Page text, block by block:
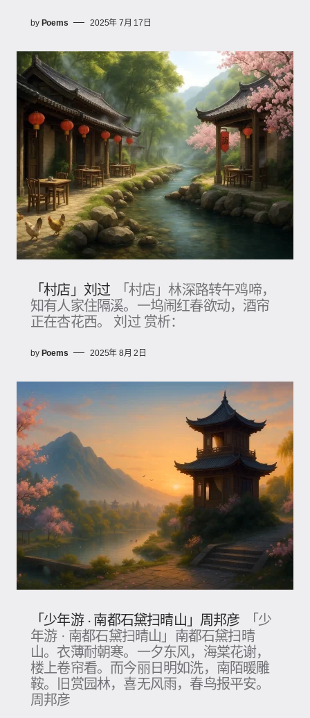
by Poems 2025年 7月 17日
「村店」刘过
「村店」林深路转午鸡啼，
知有人家住隔溪。一坞闹红春欲动，酒帘
正在杏花西。 刘过 赏析：
by Poems 2025年 8月 2日
「少年游 · 南都石黛扫晴山」周邦彦
「少
年游 · 南都石黛扫晴山」南都石黛扫晴
山。衣薄耐朝寒。一夕东风，海棠花谢，
楼上卷帘看。而今丽日明如洗，南陌暖雕
鞍。旧赏园林，喜无风雨，春鸟报平安。
周邦彦